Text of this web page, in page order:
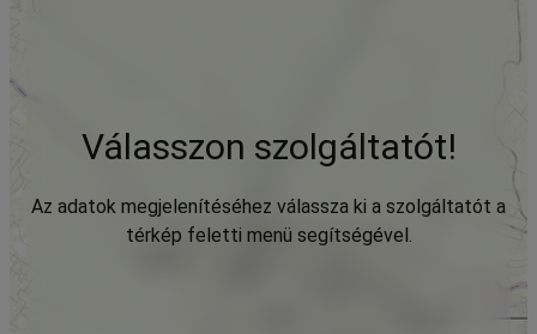
Válasszon szolgáltatót!
Az adatok megjelenítéséhez válassza ki a szolgáltatót a
térkép feletti menü segítségével.